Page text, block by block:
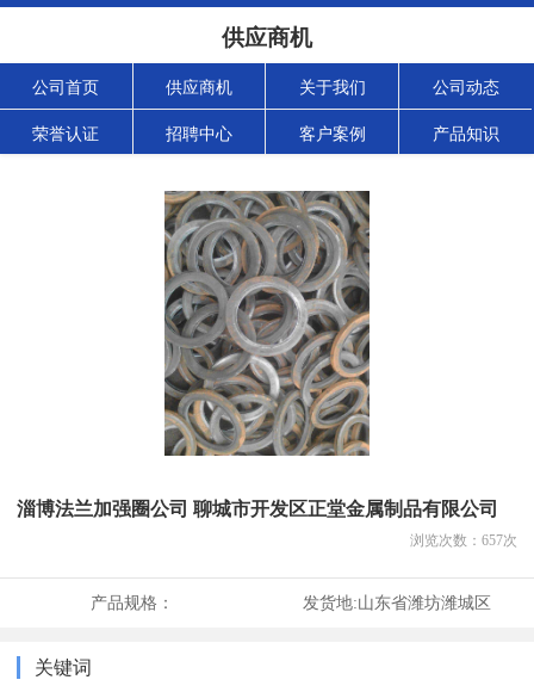
供应商机
公司首页 供应商机 关于我们 公司动态
荣誉认证 招聘中心 客户案例 产品知识
淄博法兰加强圈公司 聊城市开发区正堂金属制品有限公司
浏览次数： 657次
产品规格： 发货地:山东省潍坊潍城区
关键词